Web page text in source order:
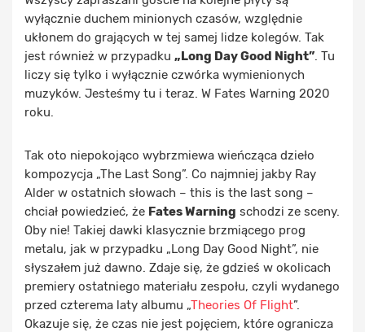
wyłącznie duchem minionych czasów, względnie
ukłonem do grających w tej samej lidze kolegów. Tak
jest również w przypadku „Long Day Good Night”. Tu
liczy się tylko i wyłącznie czwórka wymienionych
muzyków. Jesteśmy tu i teraz. W Fates Warning 2020
roku.
Tak oto niepokojąco wybrzmiewa wieńcząca dzieło
kompozycja „The Last Song”. Co najmniej jakby Ray
Alder w ostatnich słowach – this is the last song –
chciał powiedzieć, że Fates Warning schodzi ze sceny.
Oby nie! Takiej dawki klasycznie brzmiącego prog
metalu, jak w przypadku „Long Day Good Night”, nie
słyszałem już dawno. Zdaje się, że gdzieś w okolicach
premiery ostatniego materiału zespołu, czyli wydanego
przed czterema laty albumu „Theories Of Flight”.
Okazuje się, że czas nie jest pojęciem, które ogranicza